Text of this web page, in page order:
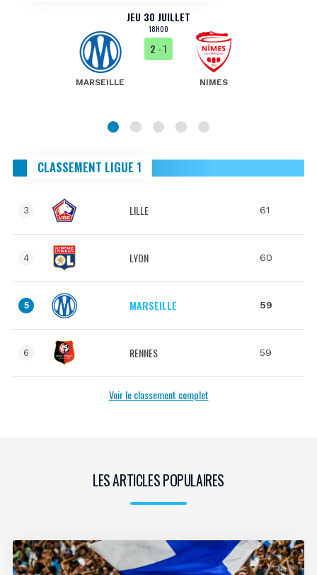
JEU 30 JUILLET
18H00
MARSEILLE
2 - 1
NIMES
CLASSEMENT LIGUE 1
3 LILLE 61
4 LYON 60
5 MARSEILLE 59
6 RENNES 59
Voir le classement complet
LES ARTICLES POPULAIRES